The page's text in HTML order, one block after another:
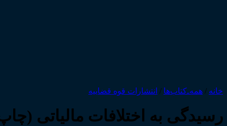
خانه / همه‌ـ‌کتاب‌ها / انتشارات قوه قضاییه
رسیدگی به اختلافات مالیاتی